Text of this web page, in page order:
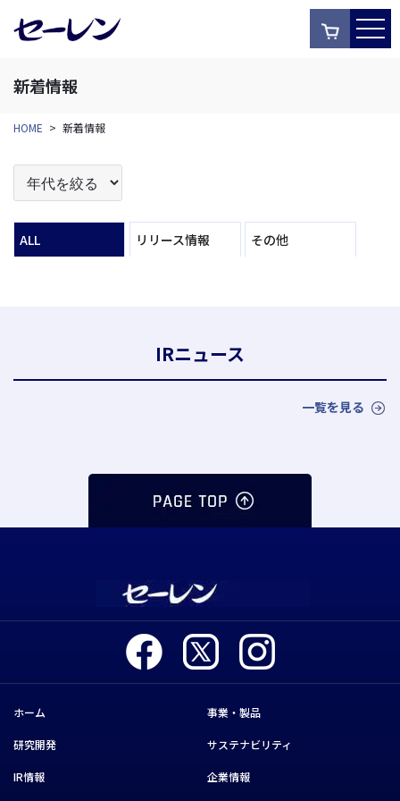
新着情報
HOME > 新着情報
ALL リリース情報 その他
IRニュース
一覧を見る
ホーム
研究開発
IR情報
事業・製品
サステナビリティ
企業情報